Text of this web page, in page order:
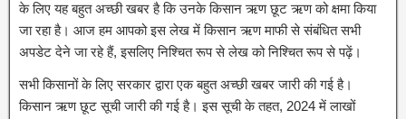
के लिए यह बहुत अच्छी खबर है कि उनके किसान ऋण छूट ऋण को क्षमा किया
जा रहा है। आज हम आपको इस लेख में किसान ऋण माफी से संबंधित सभी
अपडेट देने जा रहे हैं, इसलिए निश्चित रूप से लेख को निश्चित रूप से पढ़ें।
सभी किसानों के लिए सरकार द्वारा एक बहुत अच्छी खबर जारी की गई है।
किसान ऋण छूट सूची जारी की गई है। इस सूची के तहत, 2024 में लाखों